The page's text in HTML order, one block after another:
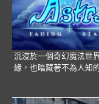
沉浸於一個奇幻魔法世
緣，也暗藏著不為人知